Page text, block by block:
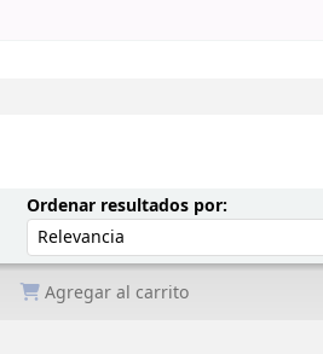
Ordenar resultados por:Ordenar por:
Agregar al carrito